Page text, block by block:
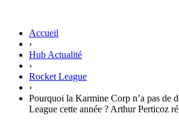
Accueil
›
Hub Actualité
›
Rocket League
›
Pourquoi la Karmine Corp n’a pas de
League cette année ? Arthur Perticoz